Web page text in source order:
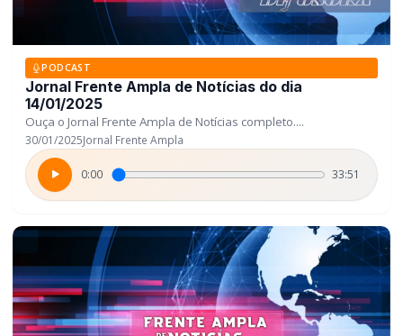
PODCAST
Jornal Frente Ampla de Notícias do dia
14/01/2025
Ouça o Jornal Frente Ampla de Notícias completo....
30/01/2025Jornal Frente Ampla
0:00 33:51